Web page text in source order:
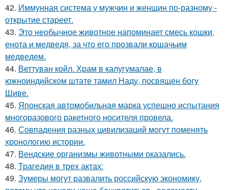
42. Иммунная система у мужчин и женщин по-разному -
открытие стареет.
43. Это необычное животное напоминает смесь кошки,
енота и медведя, за что его прозвали кошачьим
медведем.
44. Веттуван койл. Храм в калугумалае, в
южноиндийском штате тамил Наду, посвящен богу
Шиве.
45. Японская автомобильная марка успешно испытания
многоразового ракетного носителя провела.
46. Совпадения разных цивилизаций могут поменять
хронологию истории.
47. Вендские организмы животными оказались.
48. Трагедия в трех актах:
49. Зумеры могут развалить российскую экономику,